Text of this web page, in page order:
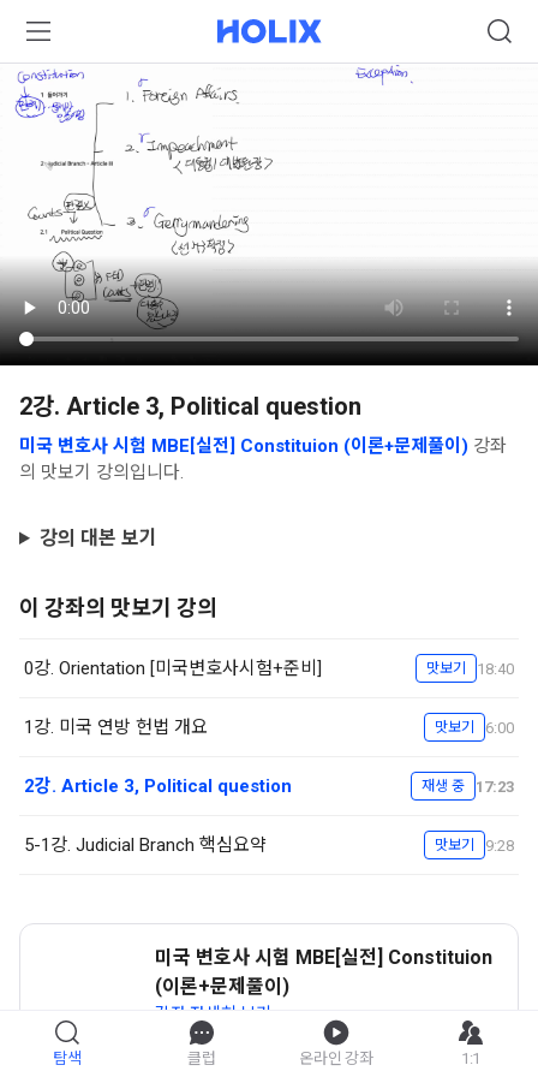
2강. Article 3, Political question
미국 변호사 시험 MBE[실전] Constituion (이론+문제풀이) 강좌
의 맛보기 강의입니다.
강의 대본 보기
이 강좌의 맛보기 강의
0강. Orientation [미국변호사시험+준비] 맛보기 18:40
1강. 미국 연방 헌법 개요 맛보기 6:00
2강. Article 3, Political question 재생 중 17:23
5-1강. Judicial Branch 핵심요약 맛보기 9:28
미국 변호사 시험 MBE[실전] Constituion
(이론+문제풀이)
강좌 자세히 보기
탐색 클럽 온라인 강좌 1:1